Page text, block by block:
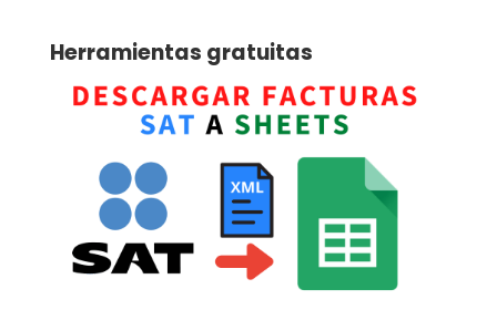
Herramientas gratuitas